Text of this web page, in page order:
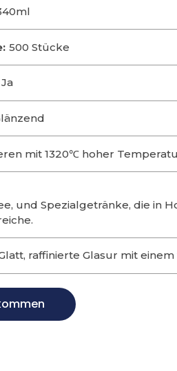
500 Stücke
Ja
mit 1320℃ hoher
und Spezialgetränke, die in
raffinierte Glasur mit